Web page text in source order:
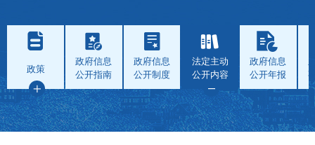
政策
政府信息
公开指南
政府信息
公开制度
法定主动
公开内容
政府信息
公开年报